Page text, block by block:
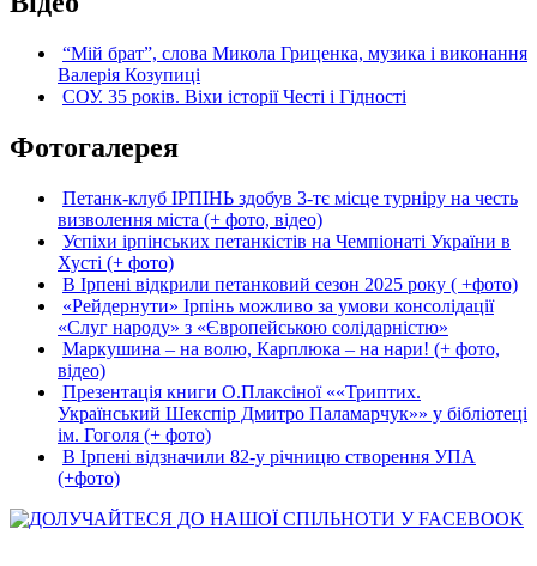
“Мій брат”, слова Микола Гриценка, музика і виконання
Валерія Козупиці
СОУ. 35 років. Віхи історії Честі і Гідності
Фотогалерея
Петанк-клуб ІРПІНЬ здобув 3-тє місце турніру на честь
визволення міста (+ фото, відео)
Успіхи ірпінських петанкістів на Чемпіонаті України в
Хусті (+ фото)
В Ірпені відкрили петанковий сезон 2025 року ( +фото)
«Рейдернути» Ірпінь можливо за умови консолідації
«Слуг народу» з «Європейською солідарністю»
Маркушина – на волю, Карплюка – на нари! (+ фото,
відео)
Презентація книги О.Плаксіної ««Триптих.
Український Шекспір Дмитро Паламарчук»» у бібліотеці
ім. Гоголя (+ фото)
В Ірпені відзначили 82-у річницю створення УПА
(+фото)